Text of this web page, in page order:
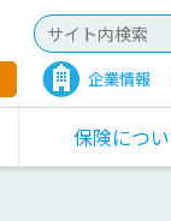
保険につ